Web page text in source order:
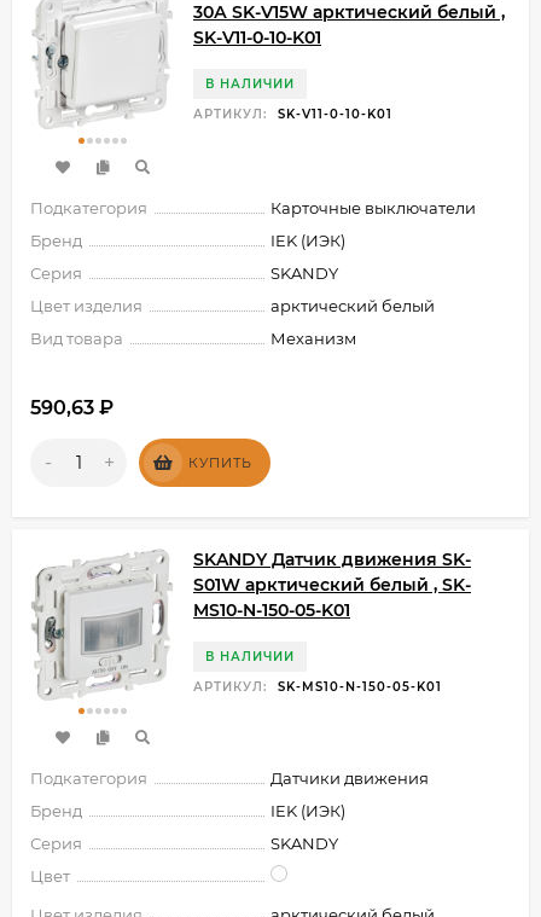
30А SK-V15W арктический белый ,
SK-V11-0-10-K01
В НАЛИЧИИ
АРТИКУЛ:
SK-V11-0-10-K01
Подкатегория
Карточные выключатели
Бренд
IEK (ИЭК)
Серия
SKANDY
Цвет изделия
арктический белый
Вид товара
Механизм
590,63 ₽
- + КУПИТЬ
SKANDY Датчик движения SK-
S01W арктический белый , SK-
MS10-N-150-05-K01
В НАЛИЧИИ
АРТИКУЛ:
SK-MS10-N-150-05-K01
Подкатегория
Датчики движения
Бренд
IEK (ИЭК)
Серия
SKANDY
Цвет